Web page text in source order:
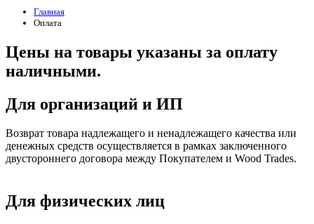
Главная
Оплата
Цены на товары указаны за оплату
наличными.
Для организаций и ИП
Возврат товара надлежащего и ненадлежащего качества или
денежных средств осуществляется в рамках заключенного
двустороннего договора между Покупателем и Wood Trades.
Для физических лиц